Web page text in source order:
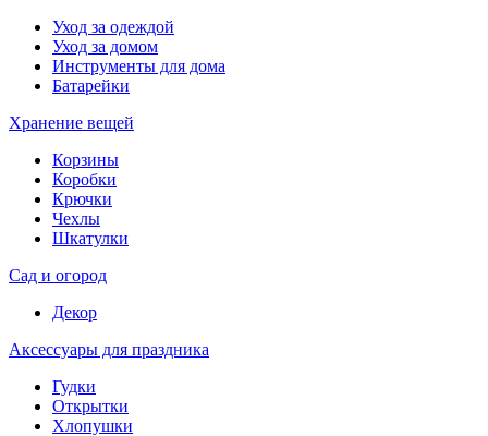
Уход за одеждой
Уход за домом
Инструменты для дома
Батарейки
Хранение вещей
Корзины
Коробки
Крючки
Чехлы
Шкатулки
Сад и огород
Декор
Аксессуары для праздника
Гудки
Открытки
Хлопушки